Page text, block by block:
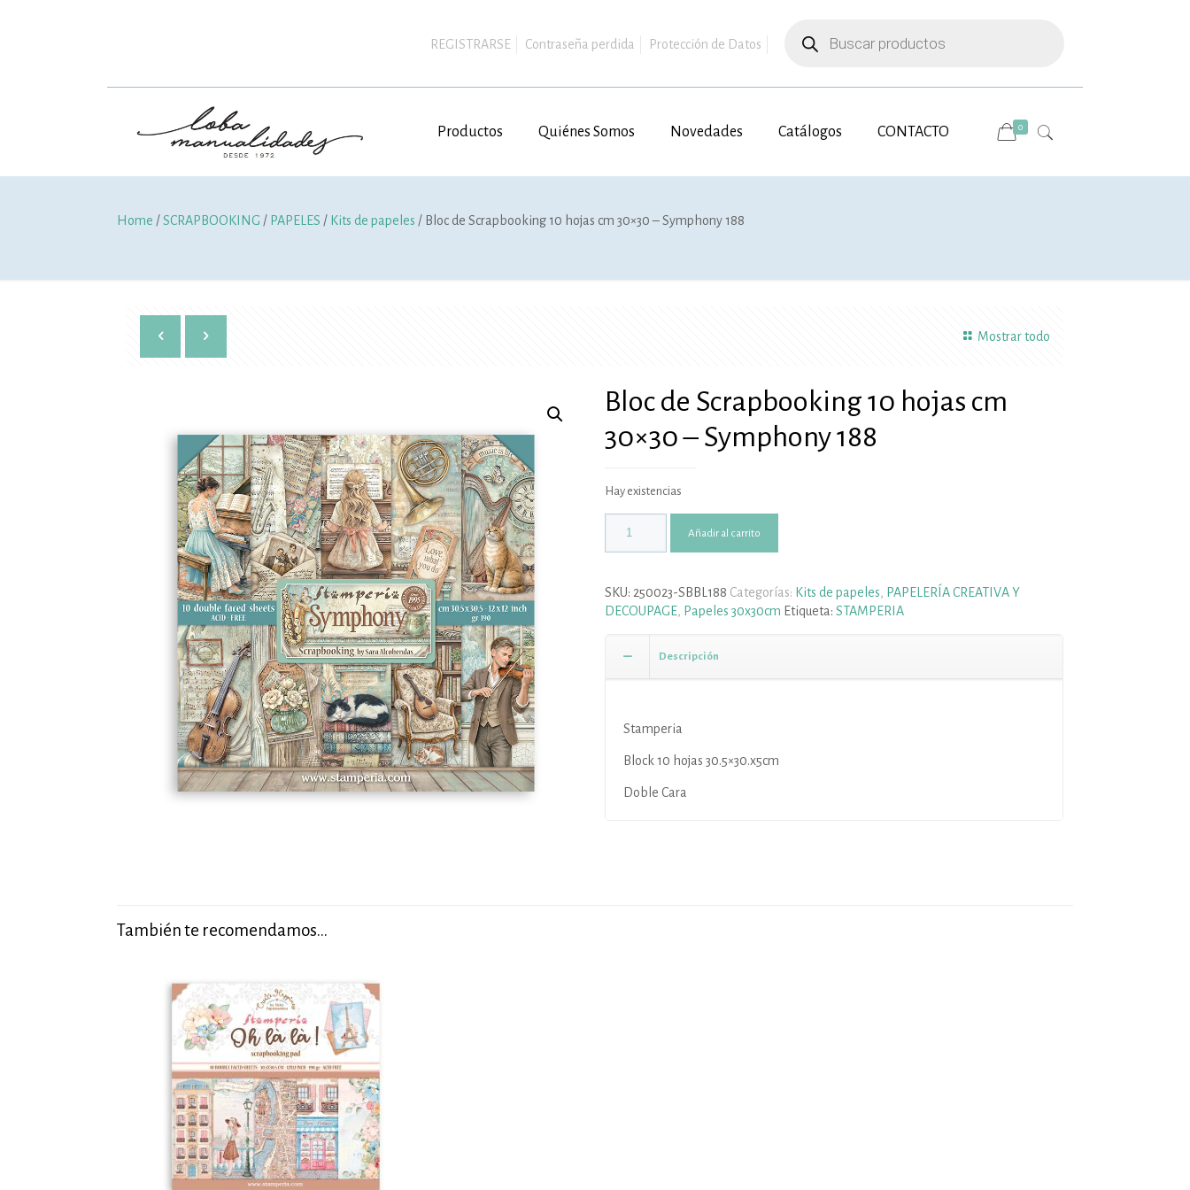
REGISTRARSE Contraseña perdida Protección de Datos
productos
Productos Quiénes Somos Novedades Catálogos CONTACTO 0
Home /SCRAPBOOKING / PAPELES / Kits de papeles / Bloc de Scrapbooking 10 hojas cm 30×30 – Symphony 188
Mostrar todo
Bloc de Scrapbooking 10 hojas cm
30×30 – Symphony 188
Hay existencias
Añadir al carrito
SKU: 250023-SBBL188 Categorías: Kits de papeles
PAPELERÍA CREATIVA Y
DECOUPAGE, Papeles 30x30cm Etiqueta: STAMPERIA
Descripción
Stamperia
Block 10 hojas 30.5×30.x5cm
Doble Cara
También te recomendamos…